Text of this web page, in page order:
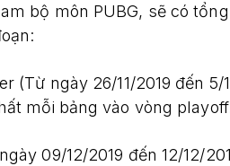
bộ môn PUBG, sẽ có
(Từ ngày 26/11/2019 đến
mỗi bảng vào vòng
09/12/2019 đến 12/12/